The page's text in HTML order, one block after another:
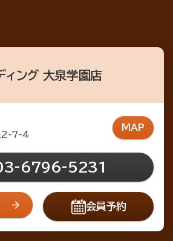
ィング 大泉学園店
2-7-4
MAP
6796-5231
会員予約